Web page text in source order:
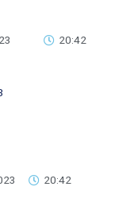
20:42
20:42